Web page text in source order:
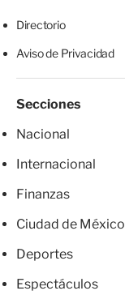
Directorio
Aviso de Privacidad
Secciones
Nacional
Internacional
Finanzas
Ciudad de México
Deportes
Espectáculos